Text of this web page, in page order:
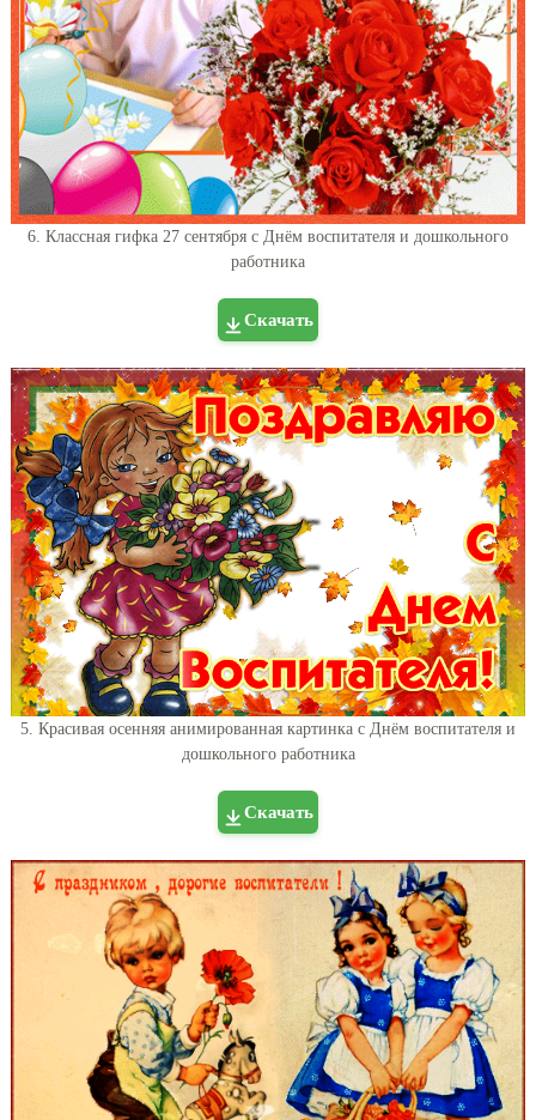
6. Классная гифка 27 сентября с Днём воспитателя и дошкольного
работника
Скачать
5. Красивая осенняя анимированная картинка с Днём воспитателя и
дошкольного работника
Скачать